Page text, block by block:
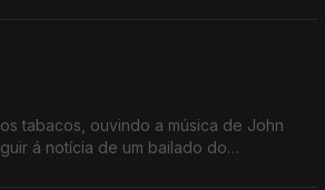
tabacos, ouvindo a música de John
á notícia de um bailado do